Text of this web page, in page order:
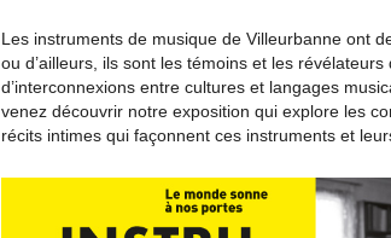
Les instruments de musique de Villeurbanne ont
ou d’ailleurs, ils sont les témoins et les révélateurs
d’interconnexions entre cultures et langages
venez découvrir notre exposition qui explore les
récits intimes qui façonnent ces instruments et